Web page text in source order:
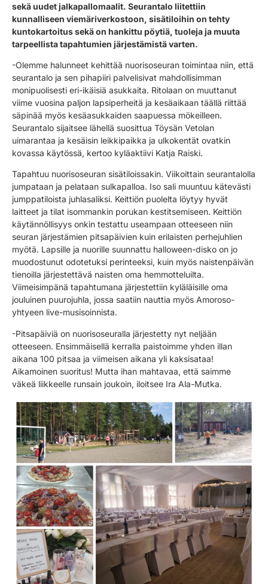
sekä uudet jalkapallomaalit. Seurantalo liitettiin
kunnalliseen viemäriverkostoon, sisätiloihin on tehty
kuntokartoitus sekä on hankittu pöytiä, tuoleja ja muuta
tarpeellista tapahtumien järjestämistä varten.
-Olemme halunneet kehittää nuorisoseuran toimintaa niin, että
seurantalo ja sen pihapiiri palvelisivat mahdollisimman
monipuolisesti eri-ikäisiä asukkaita. Ritolaan on muuttanut
viime vuosina paljon lapsiperheitä ja kesäaikaan täällä riittää
säpinää myös kesäasukkaiden saapuessa mökeilleen.
Seurantalo sijaitsee lähellä suosittua Töysän Vetolan
uimarantaa ja kesäisin leikkipaikka ja ulkokentät ovatkin
kovassa käytössä, kertoo kyläaktiivi Katja Raiski.
Tapahtuu nuorisoseuran sisätiloissakin. Viikoittain seurantalolla
jumpataan ja pelataan sulkapalloa. Iso sali muuntuu kätevästi
jumppatiloista juhlasaliksi. Keittiön puolelta löytyy hyvät
laitteet ja tilat isommankin porukan kestitsemiseen. Keittiön
käytännöllisyys onkin testattu useampaan otteeseen niin
seuran järjestämien pitsapäivien kuin erilaisten perhejuhlien
myötä. Lapsille ja nuorille suunnattu halloween-disko on jo
muodostunut odotetuksi perinteeksi, kuin myös naistenpäivän
tienoilla järjestettävä naisten oma hemmotteluilta.
Viimeisimpänä tapahtumana järjestettiin kyläläisille oma
jouluinen puurojuhla, jossa saatiin nauttia myös Amoroso-
yhtyeen live-musisoinnista.
-Pitsapäiviä on nuorisoseuralla järjestetty nyt neljään
otteeseen. Ensimmäisellä kerralla paistoimme yhden illan
aikana 100 pitsaa ja viimeisen aikana yli kaksisataa!
Aikamoinen suoritus! Mutta ihan mahtavaa, että saimme
väkeä liikkeelle runsain joukoin, iloitsee Ira Ala-Mutka.